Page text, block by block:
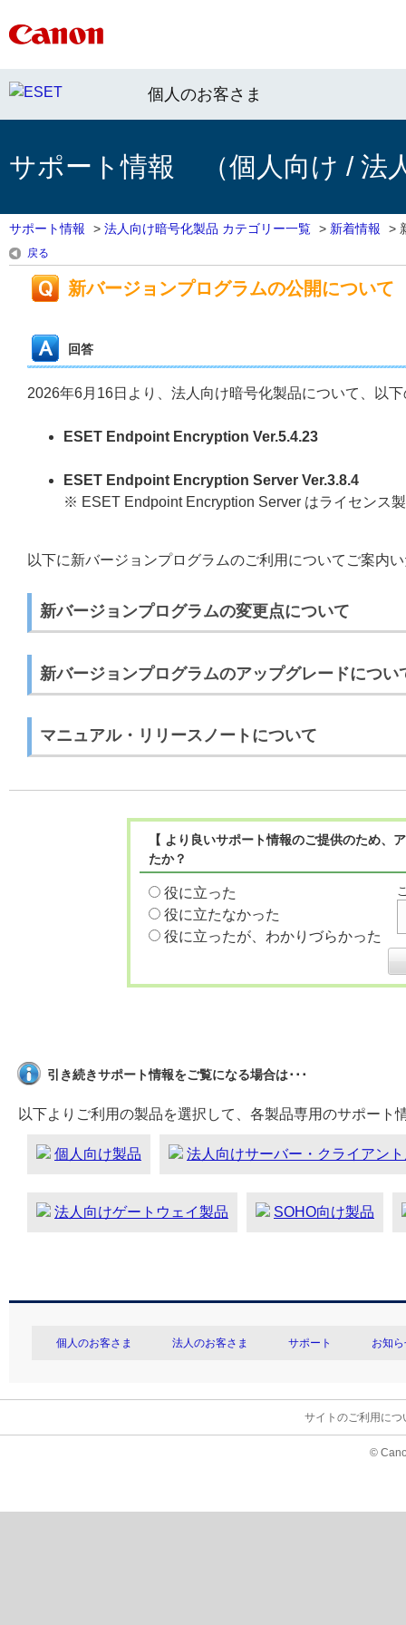
個人のお客さま
サポート情報 （個人向け / 法
サポート情報 > 法人向け暗号化製品 カテゴリー一覧 > 新着情報 >
戻る
新バージョンプログラムの公開について
回答
2026年6月16日より、法人向け暗号化製品について、以
ESET Endpoint Encryption Ver.5.4.23
ESET Endpoint Encryption Server Ver.3.8.4
※ ESET Endpoint Encryption Server はライセンス
以下に新バージョンプログラムのご利用についてご案内
新バージョンプログラムの変更点について
新バージョンプログラムのアップグレードについ
マニュアル・リリースノートについて
【 より良いサポート情報のご提供のため
たか？
役に立った
役に立たなかった
役に立ったが、わかりづらかった
引き続きサポート情報をご覧になる場合は･･･
以下よりご利用の製品を選択して、各製品専用のサポート
個人向け製品 法人向けサーバー・クライアン
法人向けゲートウェイ製品 SOHO向け製品
個人のお客さま 法人のお客さま サポート お知
サイトのご利用につ
©